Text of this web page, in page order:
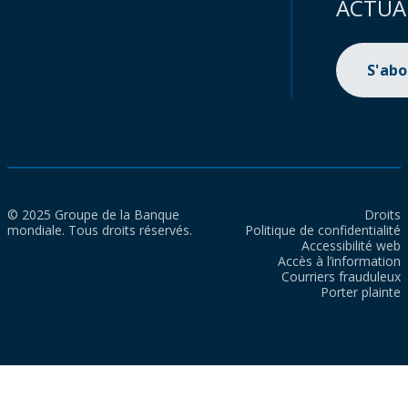
© 2025 Groupe de la Banque
mondiale. Tous droits réservés.
Droits
Politique de confidentialité
Accessibilité web
Accès à l’information
Courriers frauduleux
Porter plainte